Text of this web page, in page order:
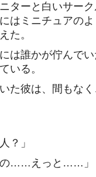
ターと白いサー
はミニチュアの
た。
は誰かが佇んで
いる。
た彼は、間もな
？」
の……えっと……」